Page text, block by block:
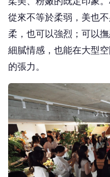
從來不等於柔弱，美也
柔，也可以強烈；可以
細膩情感，也能在大型
的張力。